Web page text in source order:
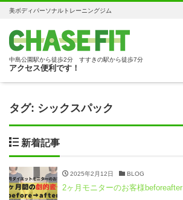
美ボディパーソナルトレーニングジム
中島公園駅から徒歩2分 すすきの駅から徒歩7分
アクセス便利です！
タグ: シックスパック
新着記事
2025年2月12日 BLOG
2ヶ月モニターのお客様beforeafter